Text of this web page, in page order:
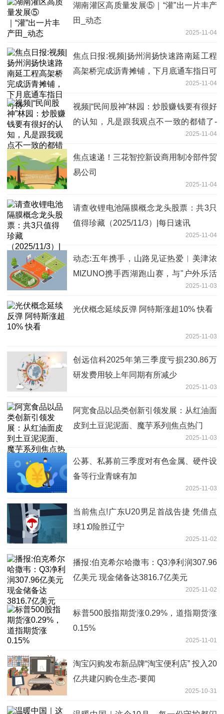
湖南灌区高质量发展⑤｜“灌”出一片丰产
田_动态
2025-11-04
焦点日报:视频|扬州润扬快速路南延工程
高架桥完成沥青摊铺，下月底通车指日可
2025-11-04
视频|“民间股神”林园：炒股赚钱要有很好
的认知，凡是跟我观点不一致的都错了-
2025-11-04
焦点速递！三花智控新设商用制冷部件贸
易公司
2025-11-04
请查收锂电池隔膜概念龙头股票：共3只
值得珍藏（2025/11/3）|每日速讯
2025-11-04
动态:五年携手，山路见证热爱︱美津浓
MIZUNO携手西湖跑山赛，与"户外乐活
2025-11-03
光伏概念延续反弹 阿特斯涨超10% 快看
2025-11-03
创远信科2025年第三季度亏损230.86万
研发费用较上年同期有所减少
2025-11-03
阿宽食品以品类创新引领发展：从红油面
皮到土豆泥泥面、魔芋系列|焦点热门
2025-11-03
公募、私募前三季度对有色金属、硬件设
备等行业青睐有加
2025-11-03
当前焦点!广东U20男足首战告捷 凭借点
球1∶0险胜辽宁
2025-11-02
播报:伯克希尔哈撒韦：Q3净利润307.96
亿美元 现金储备达3816.7亿美元
2025-11-02
标普500股指期货涨0.29%，道指期货涨
0.15%
2025-11-01
淘宝闪购发布新品牌“淘宝便利店” 投入20
亿共建闪购仓生态-要闻
2025-10-31